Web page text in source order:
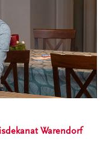
Warendorf